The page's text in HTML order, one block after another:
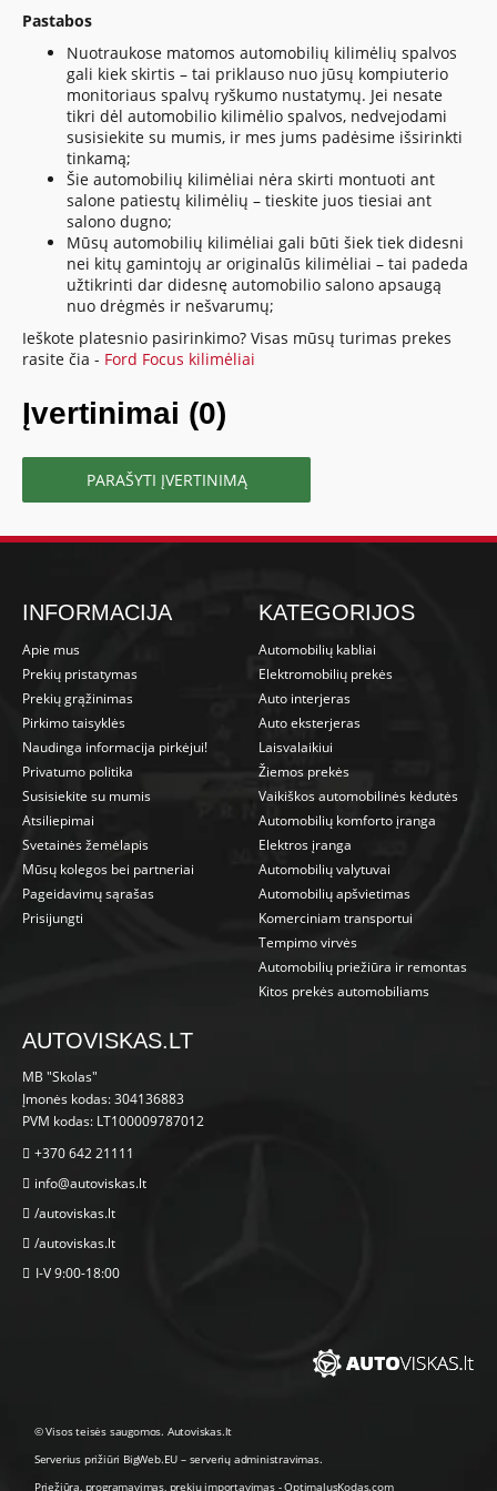
Pastabos
Nuotraukose matomos automobilių kilimėlių spalvos
gali kiek skirtis – tai priklauso nuo jūsų kompiuterio
monitoriaus spalvų ryškumo nustatymų. Jei nesate
tikri dėl automobilio kilimėlio spalvos, nedvejodami
susisiekite su mumis, ir mes jums padėsime išsirinkti
tinkamą;
Šie automobilių kilimėliai nėra skirti montuoti ant
salone patiestų kilimėlių – tieskite juos tiesiai ant
salono dugno;
Mūsų automobilių kilimėliai gali būti šiek tiek didesni
nei kitų gamintojų ar originalūs kilimėliai – tai padeda
užtikrinti dar didesnę automobilio salono apsaugą
nuo drėgmės ir nešvarumų;
Ieškote platesnio pasirinkimo? Visas mūsų turimas prekes
rasite čia - Ford Focus kilimėliai
Įvertinimai (0)
PARAŠYTI ĮVERTINIMĄ
INFORMACIJA
Apie mus
Prekių pristatymas
Prekių grąžinimas
Pirkimo taisyklės
Naudinga informacija pirkėjui!
Privatumo politika
Susisiekite su mumis
Atsiliepimai
Svetainės žemėlapis
Mūsų kolegos bei partneriai
Pageidavimų sąrašas
Prisijungti
KATEGORIJOS
Automobilių kabliai
Elektromobilių prekės
Auto interjeras
Auto eksterjeras
Laisvalaikiui
Žiemos prekės
Vaikiškos automobilinės kėdutės
Automobilių komforto įranga
Elektros įranga
Automobilių valytuvai
Automobilių apšvietimas
Komerciniam transportui
Tempimo virvės
Automobilių priežiūra ir remontas
Kitos prekės automobiliams
AUTOVISKAS.LT
MB "Skolas"
Įmonės kodas: 304136883
PVM kodas: LT100009787012
+370 642 21111
info@autoviskas.lt
/autoviskas.lt
/autoviskas.lt
I-V 9:00-18:00
© Visos teisės saugomos. Autoviskas.lt
Serverius prižiūri BigWeb.EU – serverių administravimas.
Priežiūra, programavimas prekių importavimas-OptimalusKodas.com